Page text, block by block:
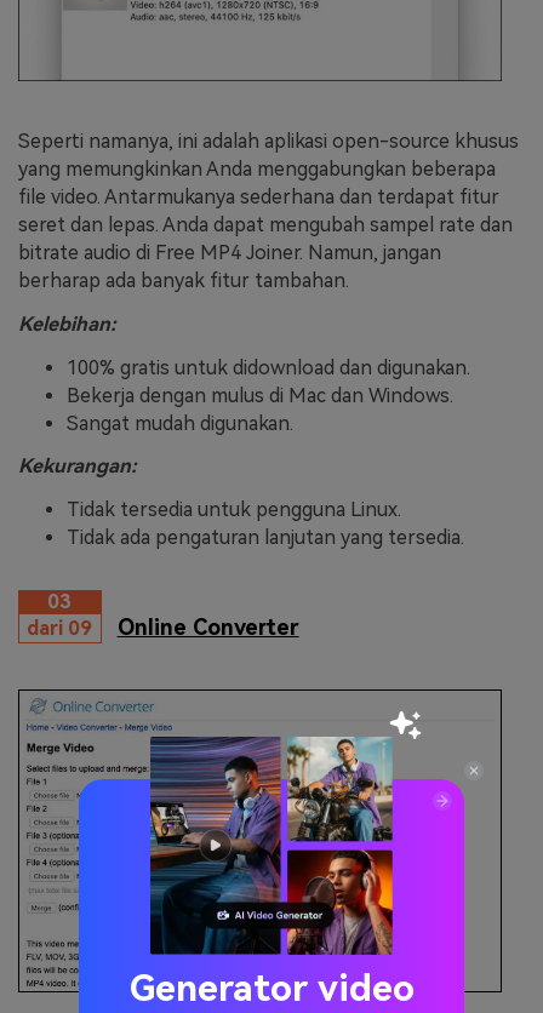
Seperti namanya, ini adalah aplikasi open-source khusus
yang memungkinkan Anda menggabungkan beberapa
file video. Antarmukanya sederhana dan terdapat fitur
seret dan lepas. Anda dapat mengubah sampel rate dan
bitrate audio di Free MP4 Joiner. Namun, jangan
berharap ada banyak fitur tambahan.
Kelebihan:
100% gratis untuk didownload dan digunakan.
Bekerja dengan mulus di Mac dan Windows.
Sangat mudah digunakan.
Kekurangan:
Tidak tersedia untuk pengguna Linux.
Tidak ada pengaturan lanjutan yang tersedia.
03
dari 09
Online Converter
Generator video